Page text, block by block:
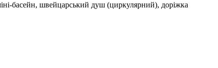
басейн, швейцарський душ (циркулярний), доріжка